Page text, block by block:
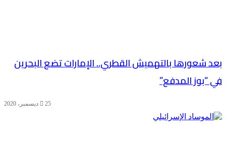
بعد شعورها بالتهميش القطري.. الإمارات تضع البحرين
في “بوز المدفع”
25 ديسمبر، 2020